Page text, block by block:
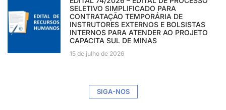
SELETIVO SIMPLIFICADO PARA
CONTRATAÇÃO TEMPORÁRIA DE
INSTRUTORES EXTERNOS E BOLSISTAS
INTERNOS PARA ATENDER AO PROJETO
CAPACITA SUL DE MINAS
15 de julho de 2026
SIGA-NOS